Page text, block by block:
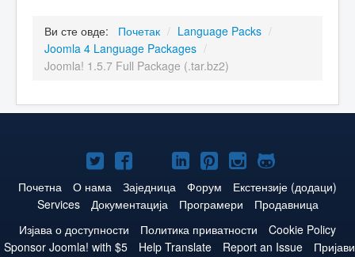
Ви сте овде: Почетак / Language Packs /
Joomla 4 Language Packages /
Joomla! 1.5.7 Full Package (.tar.bz2)
Joomla!
нa
Twitteru
Joomla!
нa
Facebooku
Joomla!
нa
YouTube
Joomla!
нa
LinkedIn
Joomla!
нa
Pinterest
Joomla!
нa
Instagram
Joomla!
нa
GitHub
Почетна О нама Заједница Форум
Екстензије (додаци)
Services
Документација Програмери
Продавница
Изјава о доступности
Политика приватности
Cookie Policy
Sponsor Joomla! with $5
Help Translate Report an Issue
Пријави